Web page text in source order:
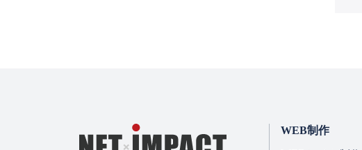
ン
WEB制作